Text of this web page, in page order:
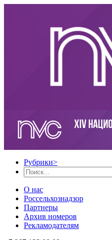
Рубрики>
О нас
Россельхознадзор
Партнеры
Архив номеров
Рекламодателям